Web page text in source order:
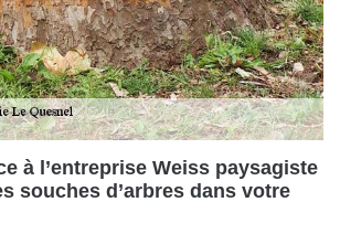
à l’entreprise Weiss paysagiste
souches d’arbres dans votre